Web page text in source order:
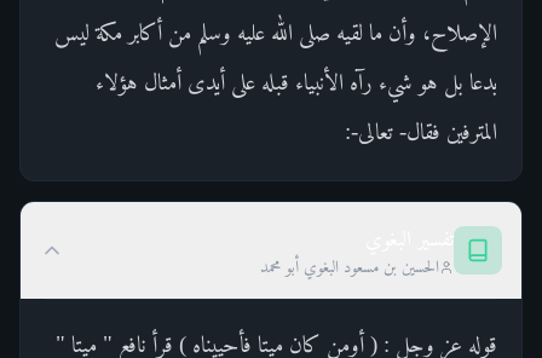
الإصلاح، وأن ما لقيه صلى الله عليه وسلم من أكابر مكة ليس
بدعا بل هو شيء رآه الأنبياء قبله على أيدى أمثال هؤلاء
المترفين فقال- تعالى-:
الحسين بن مسعود البغوي أبو محمد
قوله عز وجل : ( أومن كان ميتا فأحييناه ) قرأ نافع " ميتا "